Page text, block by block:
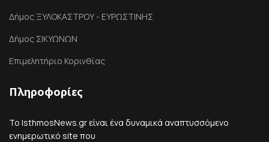
Δήμος ΞΥΛΟΚΑΣΤΡΟΥ - ΕΥΡΩΣΤΙΝΗΣ
Δήμος ΣΙΚΥΩΝΩΝ
Επιμελητήριο Κορινθίας
Πληροφορίες
Το IsthmosNews.gr είναι ένα δυναμικά αναπτυσσόμενο
ενημερωτικό site που